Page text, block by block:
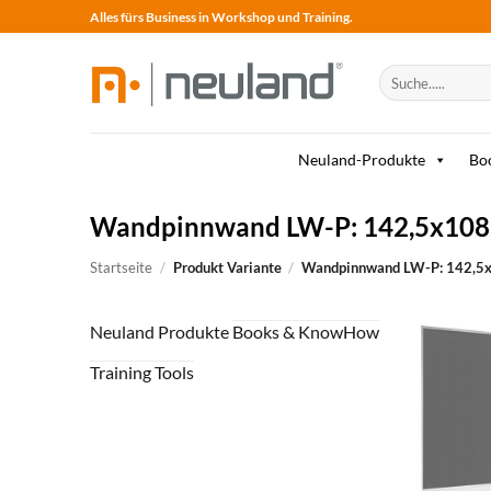
to
Alles fürs Business in Workshop und Training.
Suche
nach:
Neuland-Produkte
Wandpinnwand LW-P:
Startseite / Produkt Variante / Wandpinnwand LW-P:
Neuland Produkte Books & KnowHow
Training Tools